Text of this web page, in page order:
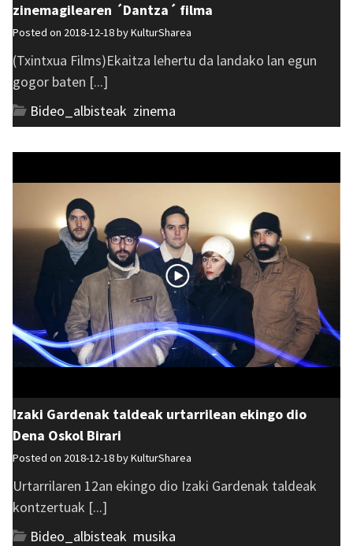
zinemagilearen ´Dantza´ filma
Posted on 2018-12-18 byKulturSharea
(Txintxua Films)Ekaitza lehertu da landako lan egun
gogor baten [...]
Bideo_albisteak zinema
Izaki Gardenak taldeak urtarrilean ekingo dio
Dena Oskol Birari
Posted on 2018-12-18 byKulturSharea
Urtarrilaren 12an ekingo dio Izaki Gardenak taldeak
kontzertuak [...]
Bideo_albisteak musika